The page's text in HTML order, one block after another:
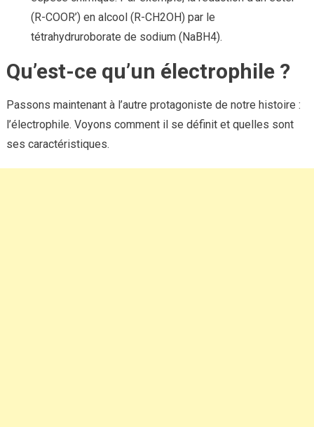
(R-COOR’) en alcool (R-CH2OH) par le
tétrahydruroborate de sodium (NaBH4).
Qu’est-ce qu’un électrophile ?
Passons maintenant à l’autre protagoniste de notre histoire :
l’électrophile. Voyons comment il se définit et quelles sont
ses caractéristiques.